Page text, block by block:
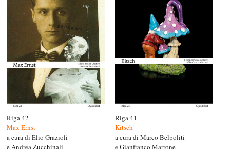
Riga 42
Max Ernst
a cura di Elio Grazioli
e Andrea Zucchinali
Riga 41
Kitsch
a cura di Marco Belpoliti
e Gianfranco Marrone